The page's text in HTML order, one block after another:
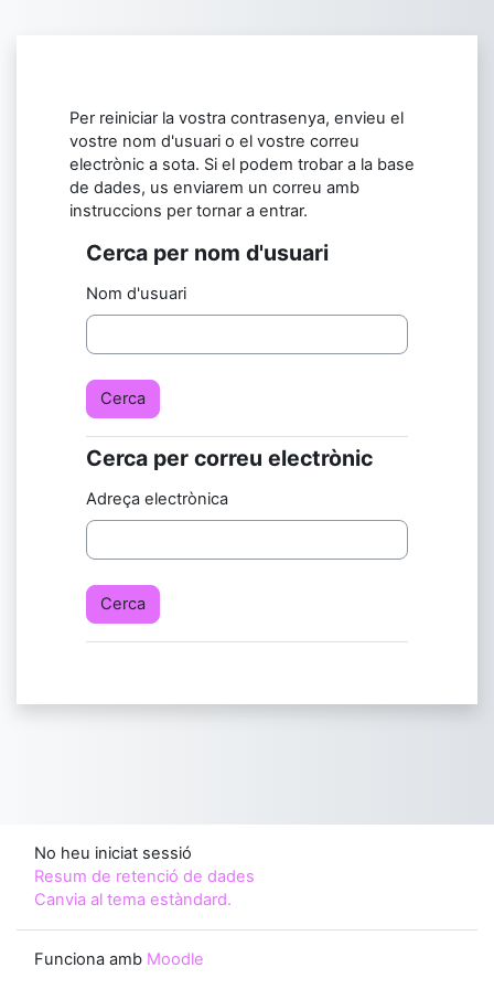
Per reiniciar la vostra contrasenya, envieu el
vostre nom d'usuari o el vostre correu
electrònic a sota. Si el podem trobar a la base
de dades, us enviarem un correu amb
instruccions per tornar a entrar.
Cerca per nom d'usuari
Cerca per nom d'usuari
Nom d'usuari
Cerca per correu electrònic
Cerca per correu electrònic
Adreça electrònica
No heu iniciat sessió
Resum de retenció de dades
Canvia al tema estàndard.
Funciona amb Moodle